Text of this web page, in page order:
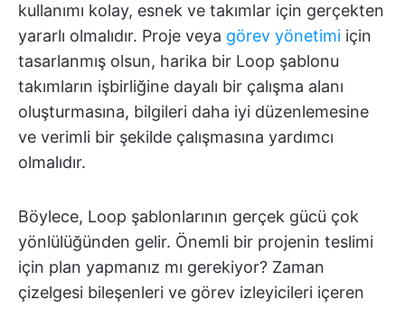
kullanımı kolay, esnek ve takımlar için gerçekten
yararlı olmalıdır. Proje veya görev yönetimi için
tasarlanmış olsun, harika bir Loop şablonu
takımların işbirliğine dayalı bir çalışma alanı
oluşturmasına, bilgileri daha iyi düzenlemesine
ve verimli bir şekilde çalışmasına yardımcı
olmalıdır.
Böylece, Loop şablonlarının gerçek gücü çok
yönlülüğünden gelir. Önemli bir projenin teslimi
için plan yapmanız mı gerekiyor? Zaman
çizelgesi bileşenleri ve görev izleyicileri içeren